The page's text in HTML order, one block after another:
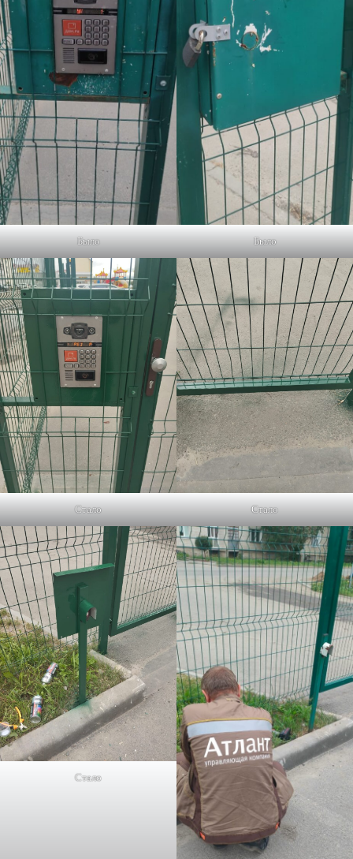
Было Было
Стало Стало
Стало